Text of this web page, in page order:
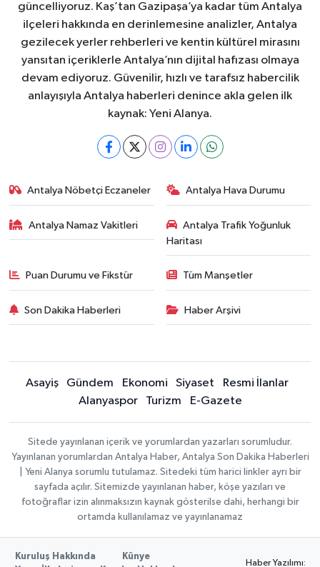
güncelliyoruz. Kaş’tan Gazipaşa’ya kadar tüm Antalya
ilçeleri hakkında en derinlemesine analizler, Antalya
gezilecek yerler rehberleri ve kentin kültürel mirasını
yansıtan içeriklerle Antalya’nın dijital hafızası olmaya
devam ediyoruz. Güvenilir, hızlı ve tarafsız habercilik
anlayışıyla Antalya haberleri denince akla gelen ilk
kaynak: Yeni Alanya.
Antalya Nöbetçi Eczaneler Antalya Hava Durumu
Antalya Namaz Vakitleri
Antalya Trafik Yoğunluk
Haritası
Puan Durumu ve Fikstür Tüm Manşetler
Son Dakika Haberleri Haber Arşivi
Asayiş Gündem Ekonomi Siyaset
Resmi İlanlar
Alanyaspor
Turizm E-Gazete
Sitede yayınlanan içerik ve yorumlardan yazarları sorumludur.
Yayınlanan yorumlardan Antalya Haber, Antalya Son Dakika Haberleri
| Yeni Alanya sorumlu tutulamaz. Sitedeki tüm harici linkler ayrı bir
sayfada açılır. Sitemizde yayınlanan haber, köşe yazıları ve
fotoğraflar izin alınmaksızın kaynak gösterilse dahi, herhangi bir
ortamda kullanılamaz ve yayınlanamaz
Kuruluş Hakkında
Künye
Haber Yazılımı: